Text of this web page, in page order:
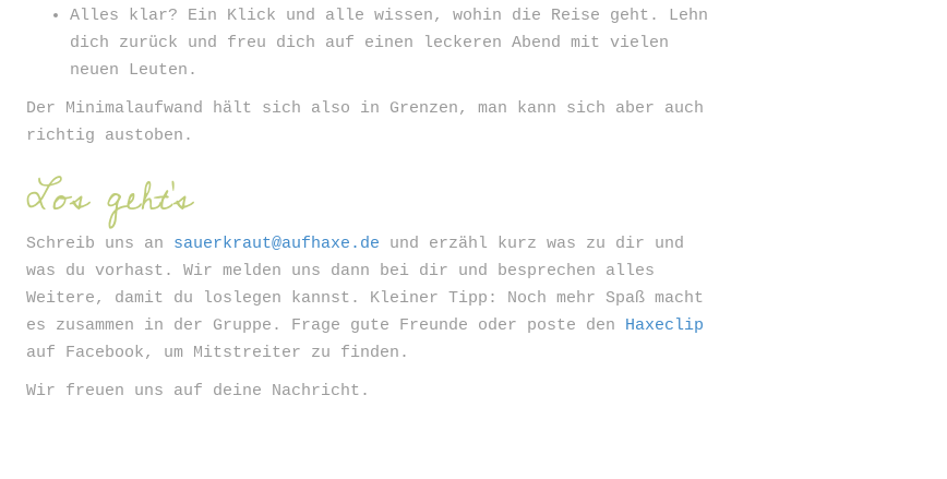
Alles klar? Ein Klick und alle wissen, wohin die Reise geht. Lehn
dich zurück und freu dich auf einen leckeren Abend mit vielen
neuen Leuten.
Der Minimalaufwand hält sich also in Grenzen, man kann sich aber auch
richtig austoben.
Los geht's
Schreib uns an sauerkraut@aufhaxe.de und erzähl kurz was zu dir und
was du vorhast. Wir melden uns dann bei dir und besprechen alles
Weitere, damit du loslegen kannst. Kleiner Tipp: Noch mehr Spaß macht
es zusammen in der Gruppe. Frage gute Freunde oder poste den Haxeclip
auf Facebook, um Mitstreiter zu finden.
Wir freuen uns auf deine Nachricht.